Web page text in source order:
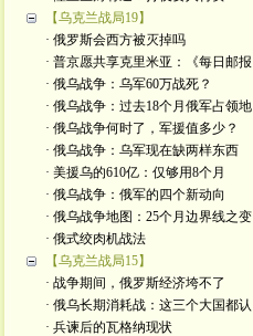
【乌克兰战局19】
· 俄罗斯会西方被灭掉吗
· 普京愿共享克里米亚：《每日邮报
· 俄乌战争：乌军60万战死？
· 俄乌战争：过去18个月俄军占领地
· 俄乌战争何时了，军援值多少？
· 俄乌战争：乌军现在缺两样东西
· 美援乌的610亿：仅够用8个月
· 俄乌战争：俄军的四个新动向
· 俄乌战争地图：25个月边界线之变
· 俄式绞肉机战法
【乌克兰战局15】
· 战争期间，俄罗斯经济垮不了
· 俄乌长期消耗战：这三个大国都认
· 兵谏后的瓦格纳现状